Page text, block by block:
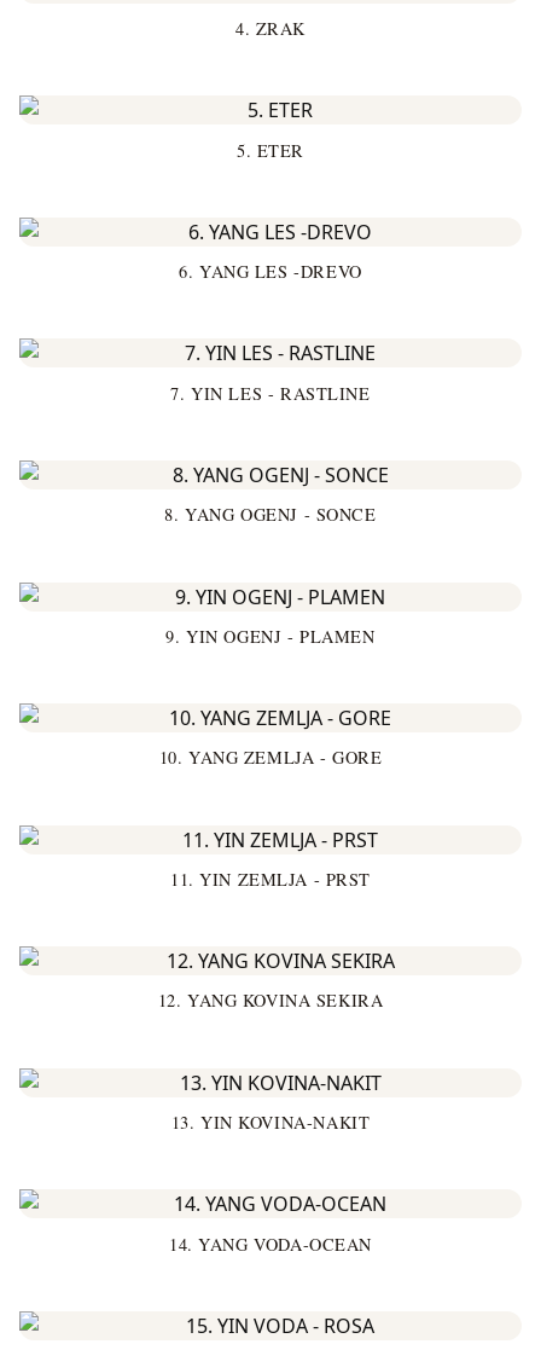
4. ZRAK
5. ETER
6. YANG LES -DREVO
7. YIN LES - RASTLINE
8. YANG OGENJ - SONCE
9. YIN OGENJ - PLAMEN
10. YANG ZEMLJA - GORE
11. YIN ZEMLJA - PRST
12. YANG KOVINA SEKIRA
13. YIN KOVINA-NAKIT
14. YANG VODA-OCEAN